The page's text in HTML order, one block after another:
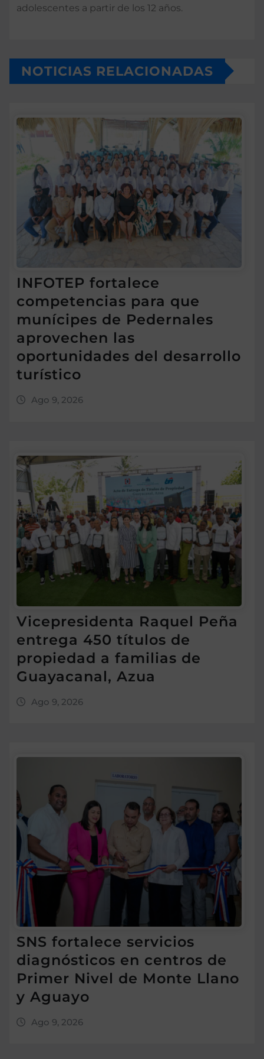
adolescentes a partir de los 12 años.
NOTICIAS RELACIONADAS
INFOTEP fortalece
competencias para que
munícipes de Pedernales
aprovechen las
oportunidades del desarrollo
turístico
Ago 9, 2026
Vicepresidenta Raquel Peña
entrega 450 títulos de
propiedad a familias de
Guayacanal, Azua
Ago 9, 2026
SNS fortalece servicios
diagnósticos en centros de
Primer Nivel de Monte Llano
y Aguayo
Ago 9, 2026